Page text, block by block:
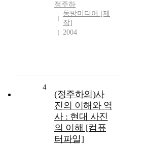
정주하
동방미디어 [제
작]
2004
4
(정주하의)사
진의 이해와 역
사 : 현대 사진
의 이해 [컴퓨
터파일]